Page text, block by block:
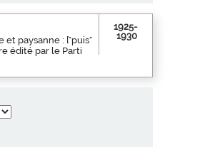
et paysanne : ["puis"
édité par le Parti
1925-
1930